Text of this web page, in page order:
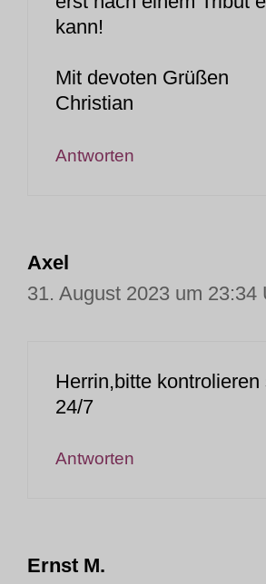
kann!
Mit devoten Grüßen
Christian
Antworten
Axel
31. August 2023 um 23:34
Herrin,bitte kontrolieren
24/7
Antworten
Ernst M.